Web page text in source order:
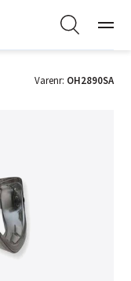
Varenr: OH2890SA